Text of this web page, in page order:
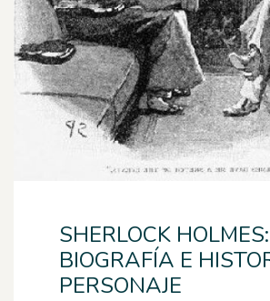
SHERLOCK HOLMES:
BIOGRAFÍA E
PERSONAJE